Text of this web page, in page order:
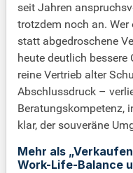
seit Jahren
trotzdem noch an.
statt abgedroschene
heute deutlich bessere
reine Vertrieb alter
Abschlussdruck –
Beratungskompetenz,
klar, der souveräne
Mehr als
Work-Life-Balance